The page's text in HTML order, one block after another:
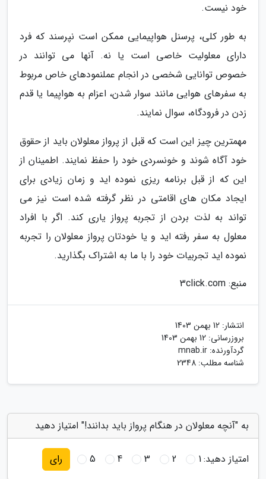
خود نیست.
به طور کلی، پرسنل هواپیمایی ممکن است نپرسند که فرد
دارای معلولیت خاصی است یا نه. آنها می توانند در
خصوص توانایی شخصی در انجام عملنمودهای خاص مربوط
به سفرهای هوایی مانند سوار شدن، اعزام به هواپیما یا قدم
زدن در فرودگاه، سوال نمایند.
مهمترین چیز این است که قبل از پرواز معلولان باید از حقوق
خود آگاه شوند و خونسردی خود را حفظ نمایند. اطمینان از
این که از قبل برنامه ریزی نموده اید و زمان زیادی برای
ایجاد مکان های اقامتی در نظر گرفته شده است نیز می
تواند به لذت بردن از تجربه پرواز یاری کند. اگر با افراد
معلول به سفر رفته اید و یا خودتان پرواز معلولان را تجربه
نموده اید تجربیات خود را با ما به اشتراک بگذارید.
منبع: 3click.com
انتشار: 12 بهمن 1403
بروزرسانی: 12 بهمن 1403
گردآورنده: mnab.ir
شناسه مطلب: 2348
به "آنچه معلولان در هنگام پرواز باید بدانند!" امتیاز دهید
امتیاز دهید:1
2
3
4
5 رای